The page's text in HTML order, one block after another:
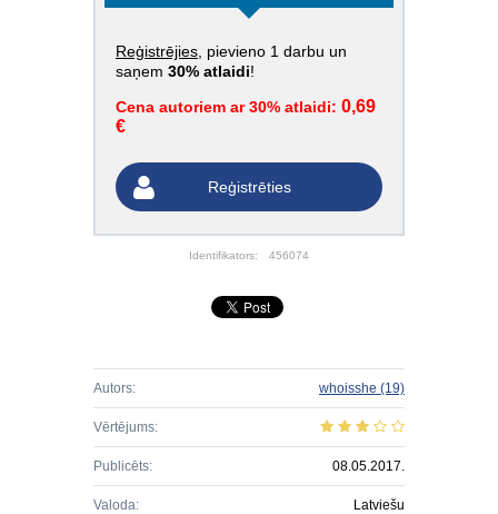
Reģistrējies , pievieno 1 darbu un
saņem 30% atlaidi!
Cena autoriem ar 30% atlaidi: 0,69
€
Reģistrēties
Identifikators: 456074
Autors: whoisshe (19)
Vērtējums:
Publicēts: 08.05.2017.
Valoda: Latviešu